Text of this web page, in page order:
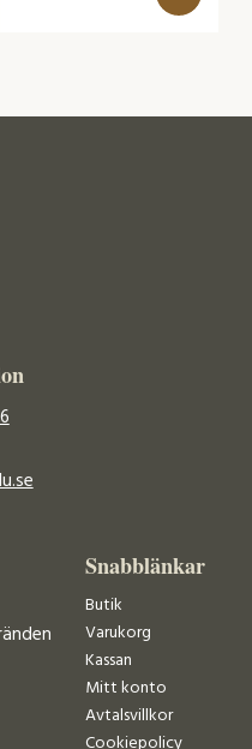
Snabblänkar
Butik
Varukorg
Kassan
Mitt konto
Avtalsvillkor
Cookiepolicy